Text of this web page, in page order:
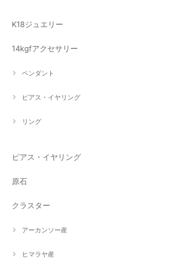
K18ジュエリー
14kgfアクセサリー
ペンダント
ピアス・イヤリング
リング
ピアス・イヤリング
原石
クラスター
アーカンソー産
ヒマラヤ産